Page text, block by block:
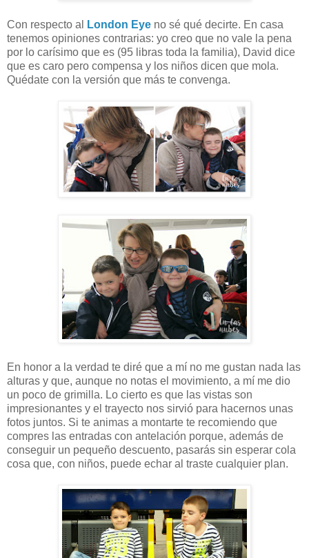
Con respecto al London Eye no sé qué decirte. En casa
tenemos opiniones contrarias: yo creo que no vale la pena
por lo carísimo que es (95 libras toda la familia), David dice
que es caro pero compensa y los niños dicen que mola.
Quédate con la versión que más te convenga.
En honor a la verdad te diré que a mí no me gustan nada las
alturas y que, aunque no notas el movimiento, a mí me dio
un poco de grimilla. Lo cierto es que las vistas son
impresionantes y el trayecto nos sirvió para hacernos unas
fotos juntos. Si te animas a montarte te recomiendo que
compres las entradas con antelación porque, además de
conseguir un pequeño descuento, pasarás sin esperar cola
cosa que, con niños, puede echar al traste cualquier plan.